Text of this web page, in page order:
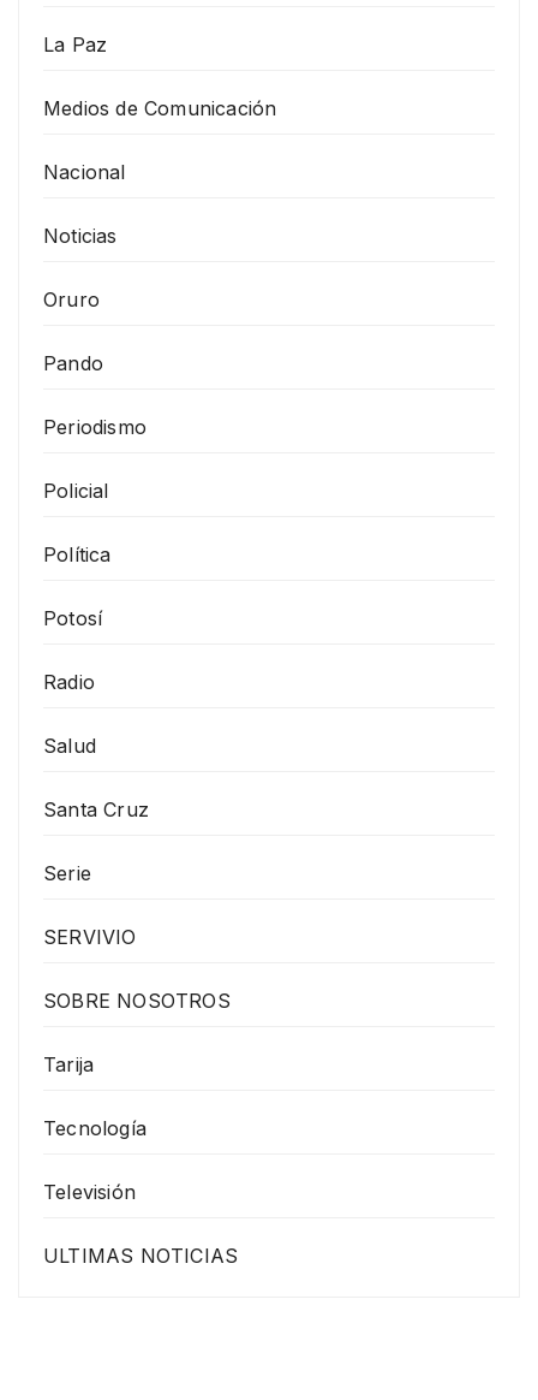
La Paz
Medios de Comunicación
Nacional
Noticias
Oruro
Pando
Periodismo
Policial
Política
Potosí
Radio
Salud
Santa Cruz
Serie
SERVIVIO
SOBRE NOSOTROS
Tarija
Tecnología
Televisión
ULTIMAS NOTICIAS